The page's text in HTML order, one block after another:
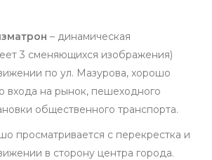
– динамическая
3 сменяющихся изображения)
по ул. Мазурова, хорошо
входа на рынок, пешеходного
общественного транспорта.
просматривается с перекрестка и
в сторону центра города.